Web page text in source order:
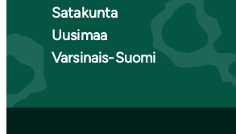
Satakunta
Uusimaa
Varsinais-Suomi